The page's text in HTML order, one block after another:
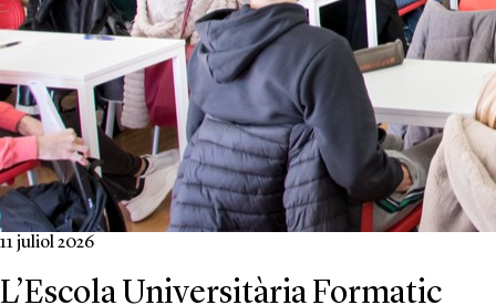
11 juliol 2026
L’Escola Universitària Formatic